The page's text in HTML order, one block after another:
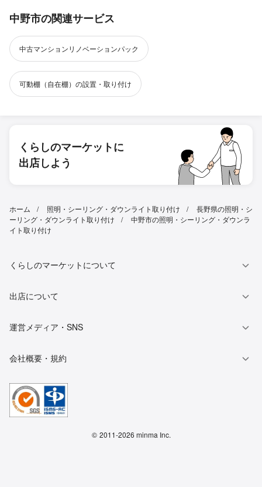
中野市の関連サービス
中古マンションリノベーションパック
可動棚（自在棚）の設置・取り付け
くらしのマーケットに
出店しよう
ホーム 照明・シーリング・ダウンライト取り付け
長野県の照明・シ
ーリング・ダウンライト取り付け
中野市の照明・シーリング・ダウンラ
イト取り付け
くらしのマーケットについて
出店について
運営メディア・SNS
会社概要・規約
© 2011-2026 minma Inc.